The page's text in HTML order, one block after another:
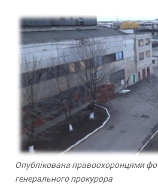
Опублікована правоохоронцями
генерального прокурора